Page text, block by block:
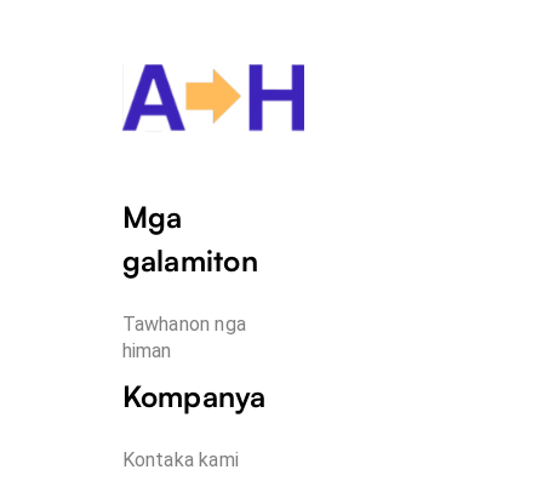
Mga
galamiton
Tawhanon nga
himan
Kompanya
Kontaka kami